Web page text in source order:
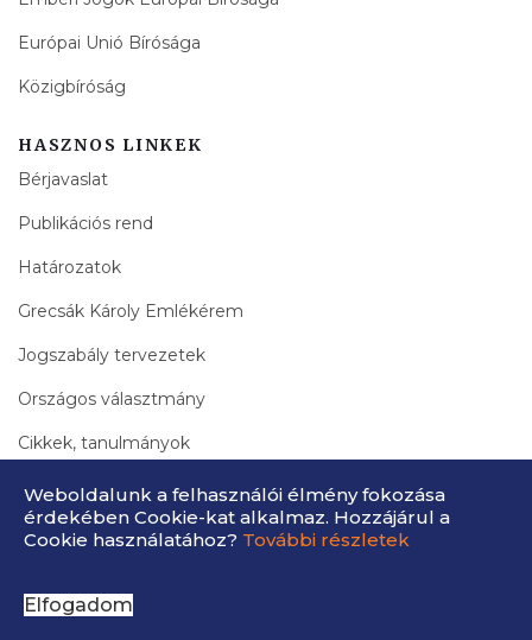
Európai Unió Bírósága
Közigbíróság
HASZNOS LINKEK
Bérjavaslat
Publikációs rend
Határozatok
Grecsák Károly Emlékérem
Jogszabály tervezetek
Országos választmány
Cikkek, tanulmányok
Bírák Lapja Archívum
MABIE © 2026 Fejlesztette:
Weboldalunk a felhasználói élmény fokozása
érdekében Cookie-kat alkalmaz. Hozzájárul a
Cookie használatához? További részletek
Elfogadom